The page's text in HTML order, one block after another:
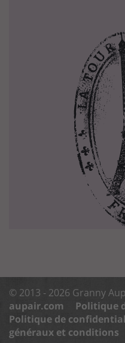
© 2013 - 2026 Granny
aupair.com
Politique
Politique de
généraux et conditions